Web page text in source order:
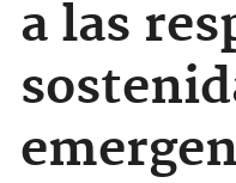
a las